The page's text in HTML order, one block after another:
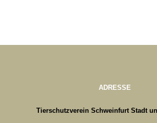
ADRESSE
Tierschutzverein Schweinfurt Stadt